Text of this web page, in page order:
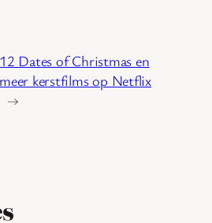
12 Dates of Christmas en
meer kerstfilms op Netflix
→